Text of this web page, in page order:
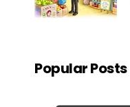
Popular Posts